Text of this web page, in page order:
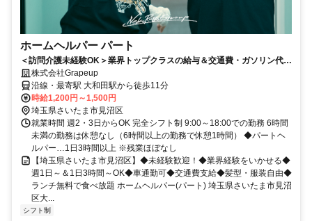
ホームヘルパー パート
＜訪問介護未経験OK＞業界トップクラスの給与＆交通費・ガソリン代支
給＆ランチ無料で食べ放題！週1日～・3時間～
株式会社Grapeup
沿線・最寄駅 大和田駅から徒歩11分
時給1,200円～1,500円
埼玉県さいたま市見沼区
就業時間 週2・3日からOK 完全シフト制 9:00～18:00での勤務 6時間
未満の勤務は休憩なし（6時間以上の勤務で休憩1時間） ◆パートヘ
ルパー…1日3時間以上 ※残業ほぼなし
【埼玉県さいたま市見沼区】◆未経験歓迎！◆業界経験をいかせる◆
週1日～＆1日3時間～OK◆車通勤可◆交通費支給◆髪型・服装自由◆
ランチ無料で食べ放題 ホームヘルパー(パート) 埼玉県さいたま市見沼
区大...
シフト制